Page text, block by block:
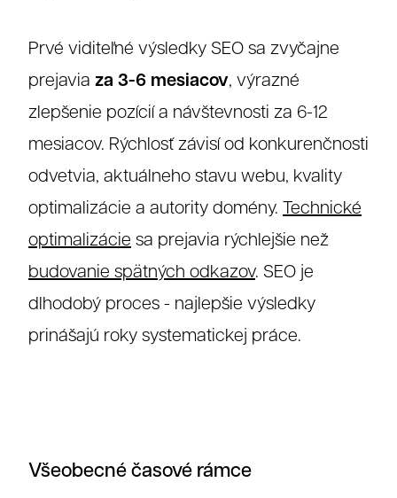
Prvé viditeľné výsledky SEO sa zvyčajne
prejavia za 3-6 mesiacov, výrazné
zlepšenie pozícií a návštevnosti za 6-12
mesiacov. Rýchlosť závisí od konkurenčnosti
odvetvia, aktuálneho stavu webu, kvality
optimalizácie a autority domény. Technické
optimalizácie sa prejavia rýchlejšie než
budovanie spätných odkazov. SEO je
dlhodobý proces - najlepšie výsledky
prinášajú roky systematickej práce.
Všeobecné časové rámce